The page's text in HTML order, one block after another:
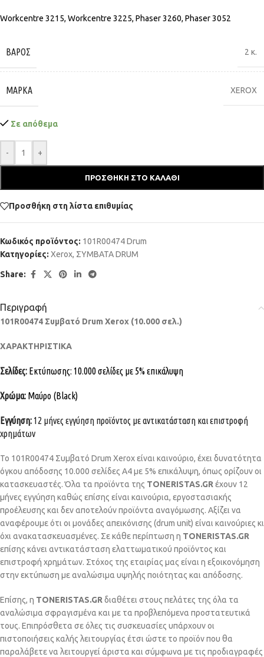
Workcentre 3215, Workcentre 3225, Phaser 3260, Phaser 3052
ΒΆΡΟΣ 2 κ.
ΜΆΡΚΑ XEROX
Σε απόθεμα
- +
ΠΡΟΣΘΉΚΗ ΣΤΟ ΚΑΛΆΘΙ
Προσθήκη στη λίστα επιθυμίας
Κωδικός προϊόντος: 101R00474 Drum
Κατηγορίες: Xerox, ΣΥΜΒΑΤΑ DRUM
Share:
Περιγραφή
101R00474 Συμβατό Drum Xerox (10.000 σελ.)
ΧΑΡΑΚΤΗΡΙΣΤΙΚΑ
Σελίδες: Εκτύπωσης: 10.000 σελίδες με 5% επικάλυψη
Χρώμα: Μαύρο (Black)
Εγγύηση: 12 μήνες εγγύηση προϊόντος με αντικατάσταση και επιστροφή
χρημάτων
Το 101R00474 Συμβατό Drum Xerox είναι καινούριο, έχει δυνατότητα
όγκου απόδοσης 10.000 σελίδες Α4 με 5% επικάλυψη, όπως ορίζουν οι
κατασκευαστές. Όλα τα προϊόντα της TONERISTAS.GR έχουν 12
μήνες εγγύηση καθώς επίσης είναι καινούρια, εργοστασιακής
προέλευσης και δεν αποτελούν προϊόντα αναγόμωσης. Αξίζει να
αναφέρουμε ότι οι μονάδες απεικόνισης (drum unit) είναι καινούριες κι
όχι ανακατασκευασμένες. Σε κάθε περίπτωση η TONERISTAS.GR
επίσης κάνει αντικατάσταση ελαττωματικού προϊόντος και
επιστροφή χρημάτων. Στόχος της εταιρίας μας είναι η εξοικονόμηση
στην εκτύπωση με αναλώσιμα υψηλής ποιότητας και απόδοσης.
Επίσης, η TONERISTAS.GR διαθέτει στους πελάτες της όλα τα
αναλώσιμα σφραγισμένα και με τα προβλεπόμενα προστατευτικά
τους. Επιπρόσθετα σε όλες τις συσκευασίες υπάρχουν οι
πιστοποιήσεις καλής λειτουργίας έτσι ώστε το προϊόν που θα
παραλάβετε να λειτουργεί άριστα και σύμφωνα με τις προδιαγραφές